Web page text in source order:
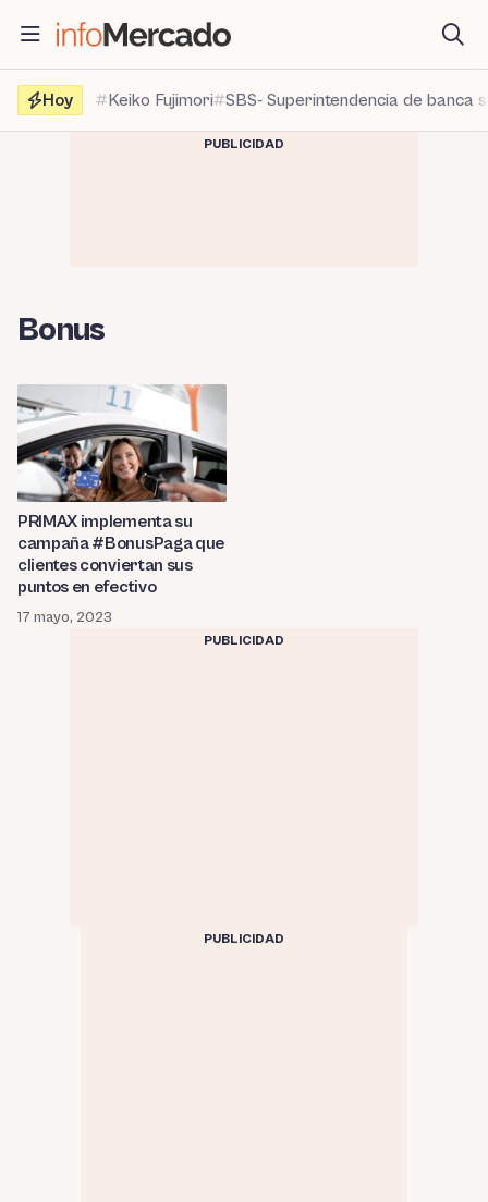
contenido
Hoy
Keiko Fujimori SBS- Superintendencia de banca
PUBLICIDAD
Bonus
PRIMAX implementa su
campaña #BonusPaga que
clientes conviertan sus
puntos en efectivo
17 mayo, 2023
PUBLICIDAD
PUBLICIDAD